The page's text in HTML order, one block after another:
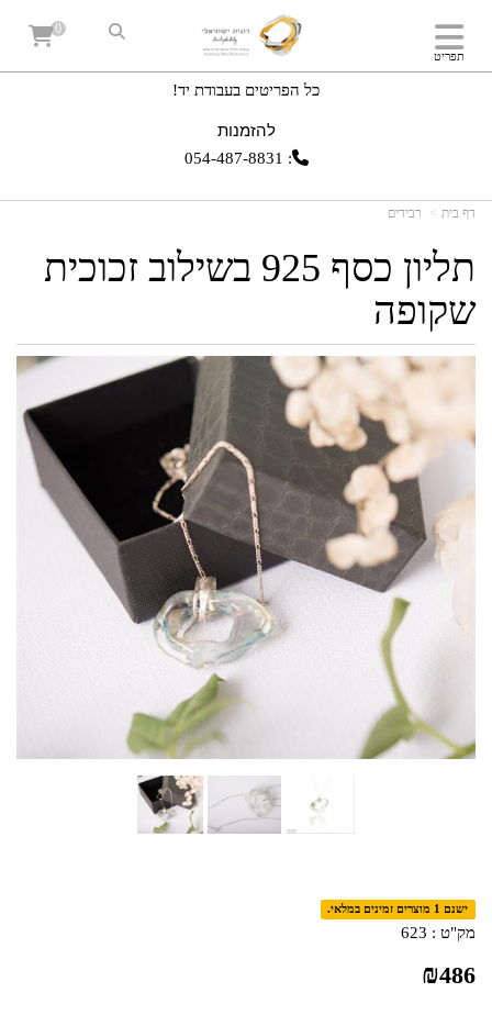
כל הפריטים בעבודת יד!
להזמנות
:
054-487-8831
תפריט
0
דף בית רבידים
תליון כסף 925 בשילוב זכוכית
שקופה
ישנם 1 מוצרים זמינים במלאי.
מק"ט : 623
₪486